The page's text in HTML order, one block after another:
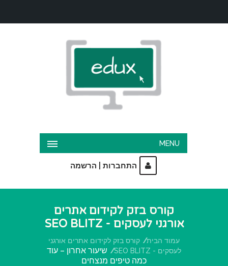
MENU
התחברות הרשמה
קורס בזק לקידום אתרים
אורגני לעסקים - SEO BLITZ
עמוד הבית
קורס בזק לקידום אתרים אורגני
לעסקים - SEO BLITZ
שיעור אחרון – עוד
כמה טיפים מנצחים